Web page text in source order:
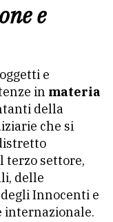
e
e
in materia
della
che si
terzo settore,
delle
Innocenti e
internazionale.